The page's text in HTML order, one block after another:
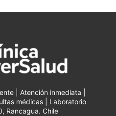
| Atención inmediata |
médicas | Laboratorio
Rancagua. Chile